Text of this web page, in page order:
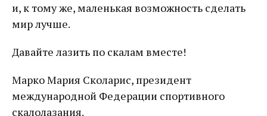
и, к тому же, маленькая возможность сделать
мир лучше.
Давайте лазить по скалам вместе!
Марко Мария Сколарис, президент
международной Федерации спортивного
скалолазания.